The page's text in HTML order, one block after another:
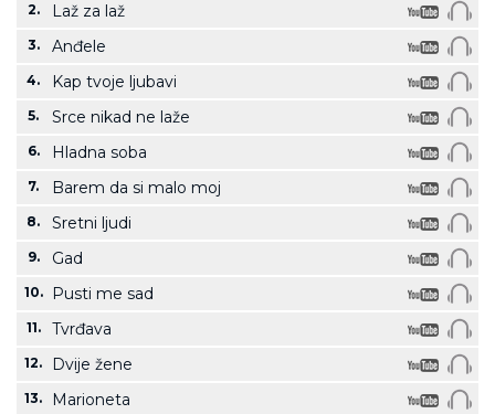
2. Laž za laž
3. Anđele
4. Kap tvoje ljubavi
5. Srce nikad ne laže
6. Hladna soba
7. Barem da si malo moj
8. Sretni ljudi
9. Gad
10. Pusti me sad
11. Tvrđava
12. Dvije žene
13. Marioneta